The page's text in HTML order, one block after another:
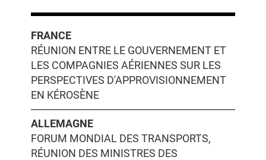
FRANCE
RÉUNION ENTRE LE GOUVERNEMENT ET
LES COMPAGNIES AÉRIENNES SUR LES
PERSPECTIVES D'APPROVISIONNEMENT
EN KÉROSÈNE
ALLEMAGNE
FORUM MONDIAL DES TRANSPORTS,
RÉUNION DES MINISTRES DES